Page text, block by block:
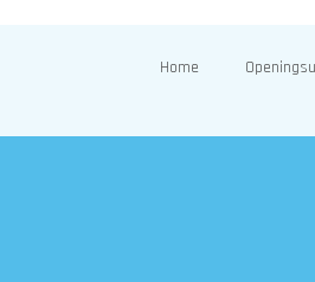
Home